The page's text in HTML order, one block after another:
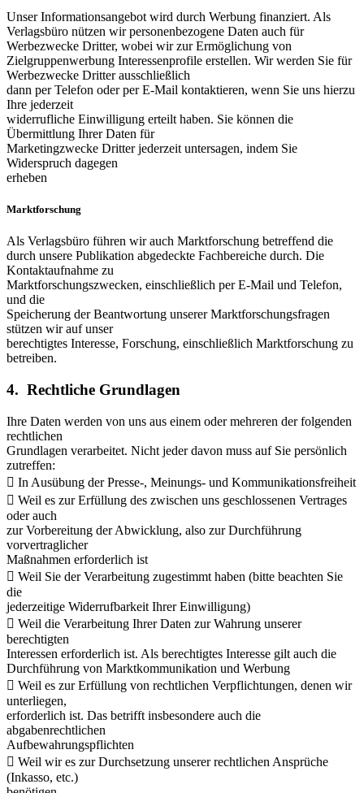
Unser Informationsangebot wird durch Werbung finanziert. Als
Verlagsbüro nützen wir personenbezogene Daten auch für
Werbezwecke Dritter, wobei wir zur Ermöglichung von
Zielgruppenwerbung Interessenprofile erstellen. Wir werden Sie für
Werbezwecke Dritter ausschließlich
dann per Telefon oder per E-Mail kontaktieren, wenn Sie uns hierzu
Ihre jederzeit
widerrufliche Einwilligung erteilt haben. Sie können die
Übermittlung Ihrer Daten für
Marketingzwecke Dritter jederzeit untersagen, indem Sie
Widerspruch dagegen
erheben
Marktforschung
Als Verlagsbüro führen wir auch Marktforschung betreffend die
durch unsere Publikation abgedeckte Fachbereiche durch. Die
Kontaktaufnahme zu
Marktforschungszwecken, einschließlich per E-Mail und Telefon,
und die
Speicherung der Beantwortung unserer Marktforschungsfragen
stützen wir auf unser
berechtigtes Interesse, Forschung, einschließlich Marktforschung zu
betreiben.
4. Rechtliche Grundlagen
Ihre Daten werden von uns aus einem oder mehreren der folgenden
rechtlichen
Grundlagen verarbeitet. Nicht jeder davon muss auf Sie persönlich
zutreffen:
 In Ausübung der Presse-, Meinungs- und Kommunikationsfreiheit
 Weil es zur Erfüllung des zwischen uns geschlossenen Vertrages
oder auch
zur Vorbereitung der Abwicklung, also zur Durchführung
vorvertraglicher
Maßnahmen erforderlich ist
 Weil Sie der Verarbeitung zugestimmt haben (bitte beachten Sie
die
jederzeitige Widerrufbarkeit Ihrer Einwilligung)
 Weil die Verarbeitung Ihrer Daten zur Wahrung unserer
berechtigten
Interessen erforderlich ist. Als berechtigtes Interesse gilt auch die
Durchführung von Marktkommunikation und Werbung
 Weil es zur Erfüllung von rechtlichen Verpflichtungen, denen wir
unterliegen,
erforderlich ist. Das betrifft insbesondere auch die
abgabenrechtlichen
Aufbewahrungspflichten
 Weil wir es zur Durchsetzung unserer rechtlichen Ansprüche
(Inkasso, etc.)